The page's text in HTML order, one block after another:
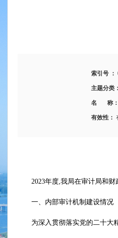
索引号 ：
主题分类：
名 称：
有效性：
2023年度,我局在审计局和
一、内部审计机制建设情况
为深入贯彻落实党的二十大